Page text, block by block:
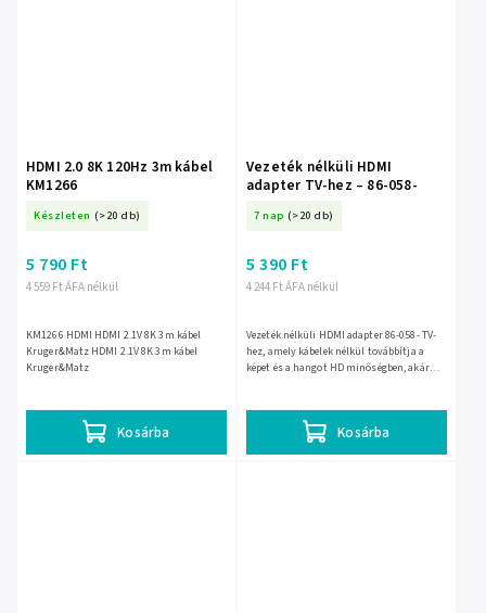
HDMI 2.0 8K 120Hz 3m kábel
KM1266
Készleten (>20 db)
4 559 Ft ÁFA nélkül
5 790 Ft
Kosárba
KM1266 HDMI HDMI 2.1V 8K 3m kábel
Kruger&Matz HDMI 2.1V 8K 3m kábel
Kruger&Matz
Vezeték nélküli HDMI
adapter TV-hez – 86-058-
7 nap (>20 db)
4 244 Ft ÁFA nélkül
5 390 Ft
Kosárba
Vezeték nélküli HDMI adapter 86-058- TV-
hez, amely kábelek nélkül továbbítja a
képet és a hangot HD minőségben, akár